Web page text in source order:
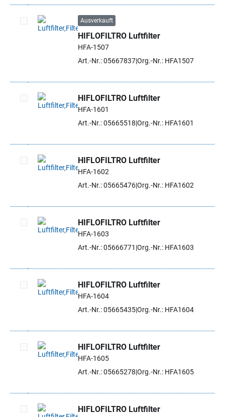
Artikel auswählen
Ausverkauft
HIFLOFILTRO Luftfilter
HFA-1507
Art.-Nr.: 05667837Org.-Nr.: HFA1507
Artikel auswählen
HIFLOFILTRO Luftfilter
HFA-1601
Art.-Nr.: 05665518 Org.-Nr.: HFA1601
Artikel auswählen
HIFLOFILTRO Luftfilter
HFA-1602
Art.-Nr.: 05665476Org.-Nr.: HFA1602
Artikel auswählen
HIFLOFILTRO Luftfilter
HFA-1603
Art.-Nr.: 05666771 Org.-Nr.: HFA1603
Artikel auswählen
HIFLOFILTRO Luftfilter
HFA-1604
Art.-Nr.: 05665435Org.-Nr.: HFA1604
Artikel auswählen
HIFLOFILTRO Luftfilter
HFA-1605
Art.-Nr.: 05665278 Org.-Nr.: HFA1605
HIFLOFILTRO Luftfilter